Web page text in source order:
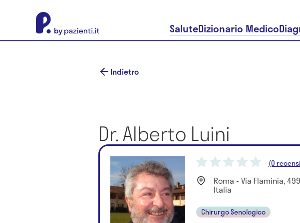
SaluteDizionario Medico
Indietro
Dr. Alberto Luini
(0
Roma - Via Flaminia,
Italia
Chirurgo Senologico